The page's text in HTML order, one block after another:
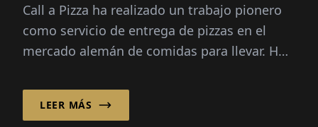
Call a Pizza ha realizado un trabajo pionero
como servicio de entrega de pizzas en el
mercado alemán de comidas para llevar. Hoy
sistema de franquicias, ...
LEER MÁS